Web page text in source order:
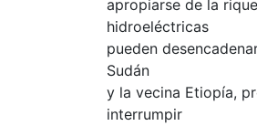
apropiarse de la
hidroeléctricas
pueden
Sudán
y la vecina Etiopía,
interrumpir